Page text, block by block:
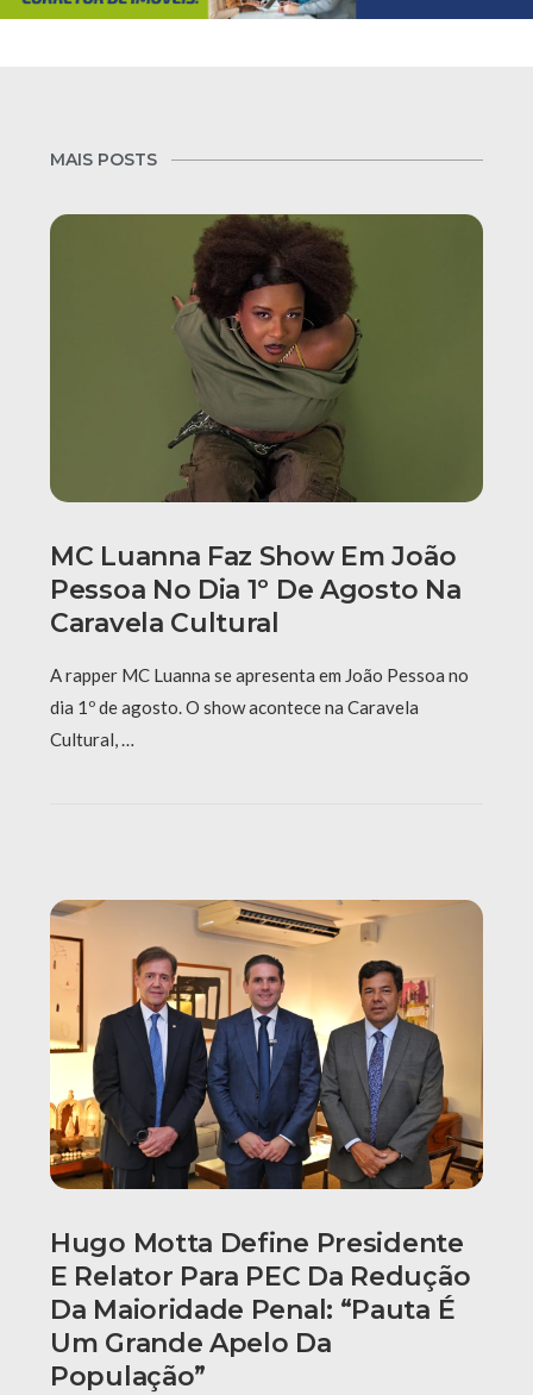
MAIS POSTS
MC Luanna Faz Show Em João
Pessoa No Dia 1º De Agosto Na
Caravela Cultural
A rapper MC Luanna se apresenta em João Pessoa no
dia 1º de agosto. O show acontece na Caravela
Cultural, …
Hugo Motta Define Presidente
E Relator Para PEC Da Redução
Da Maioridade Penal: “Pauta É
Um Grande Apelo Da
População”